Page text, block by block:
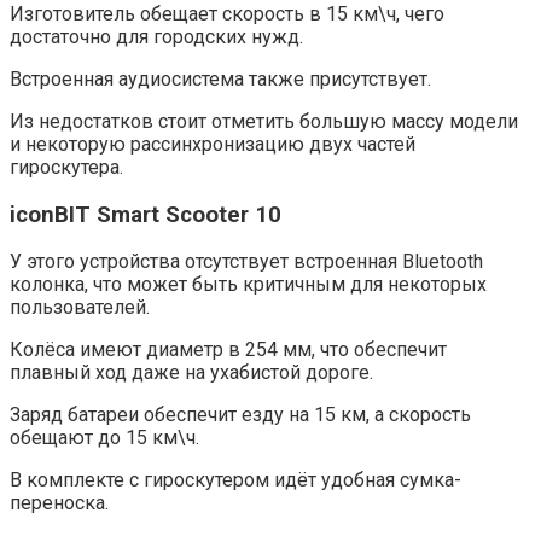
Изготовитель обещает скорость в 15 км\ч, чего
достаточно для городских нужд.
Встроенная аудиосистема также присутствует.
Из недостатков стоит отметить большую массу модели
и некоторую рассинхронизацию двух частей
гироскутера.
iconBIT Smart Scooter 10
У этого устройства отсутствует встроенная Bluetooth
колонка, что может быть критичным для некоторых
пользователей.
Колёса имеют диаметр в 254 мм, что обеспечит
плавный ход даже на ухабистой дороге.
Заряд батареи обеспечит езду на 15 км, а скорость
обещают до 15 км\ч.
В комплекте с гироскутером идёт удобная сумка-
переноска.